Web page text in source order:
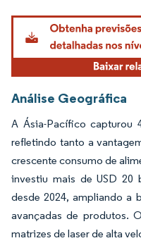
Análise Geográfica
A Ásia-Pacífico capturou
refletindo tanto a
crescente consumo de
investiu mais de USD
desde 2024, ampliando a
avançadas de produtos.
matrizes de laser de alta